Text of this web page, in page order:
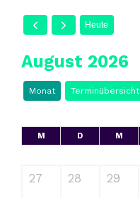
Heute
August 2026
Monat Terminübersicht
M D M
27 28 29